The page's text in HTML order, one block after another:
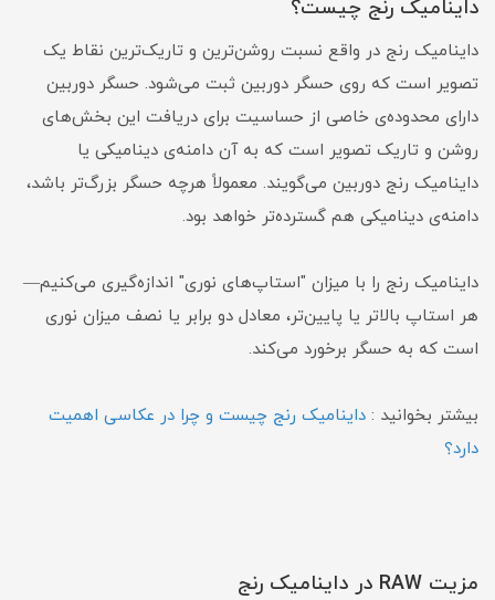
داینامیک رنج چیست؟
داینامیک رنج در واقع نسبت روشن‌ترین و تاریک‌ترین نقاط یک
تصویر است که روی حسگر دوربین ثبت می‌شود. حسگر دوربین
دارای محدوده‌ی خاصی از حساسیت برای دریافت این بخش‌های
روشن و تاریک تصویر است که به آن دامنه‌ی دینامیکی یا
داینامیک رنج دوربین می‌گویند. معمولاً هرچه حسگر بزرگ‌تر باشد،
دامنه‌ی دینامیکی هم گسترده‌تر خواهد بود.
داینامیک رنج را با میزان "استاپ‌های نوری" اندازه‌گیری می‌کنیم—
هر استاپ بالاتر یا پایین‌تر، معادل دو برابر یا نصف میزان نوری
است که به حسگر برخورد می‌کند.
بیشتر بخوانید : داینامیک رنج چیست و چرا در عکاسی اهمیت
دارد؟
مزیت RAW در داینامیک رنج